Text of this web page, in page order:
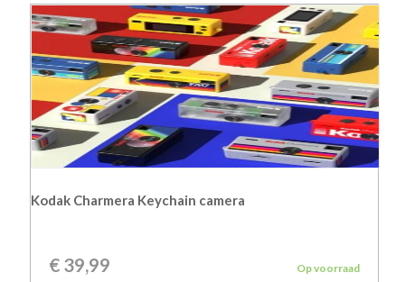
Kodak Charmera Keychain camera
€39,99 Op voorraad